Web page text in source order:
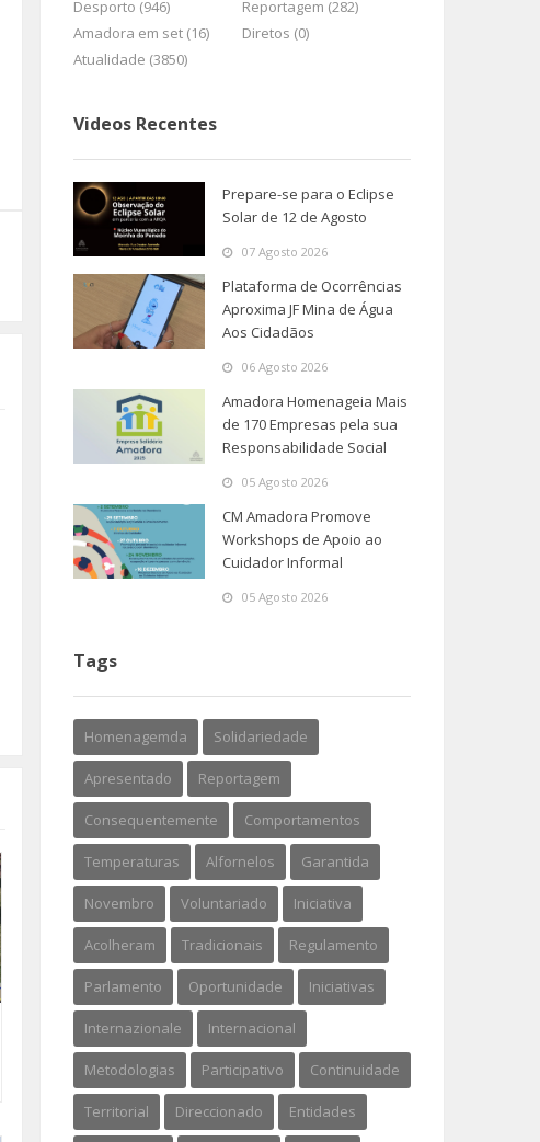
Desporto (946)
Reportagem (282)
Amadora em set (16)
Diretos (0)
Atualidade (3850)
Videos Recentes
Prepare-se para o Eclipse
Solar de 12 de Agosto
07 Agosto 2026
Plataforma de Ocorrências
Aproxima JF Mina de Água
Aos Cidadãos
06 Agosto 2026
Amadora Homenageia Mais
de 170 Empresas pela sua
Responsabilidade Social
05 Agosto 2026
CM Amadora Promove
Workshops de Apoio ao
Cuidador Informal
05 Agosto 2026
Tags
Homenagemda Solidariedade
Apresentado Reportagem
Consequentemente Comportamentos
Temperaturas Alfornelos Garantida
Novembro Voluntariado Iniciativa
Acolheram Tradicionais Regulamento
Parlamento Oportunidade Iniciativas
Internazionale Internacional
Metodologias Participativo Continuidade
Territorial Direccionado Entidades